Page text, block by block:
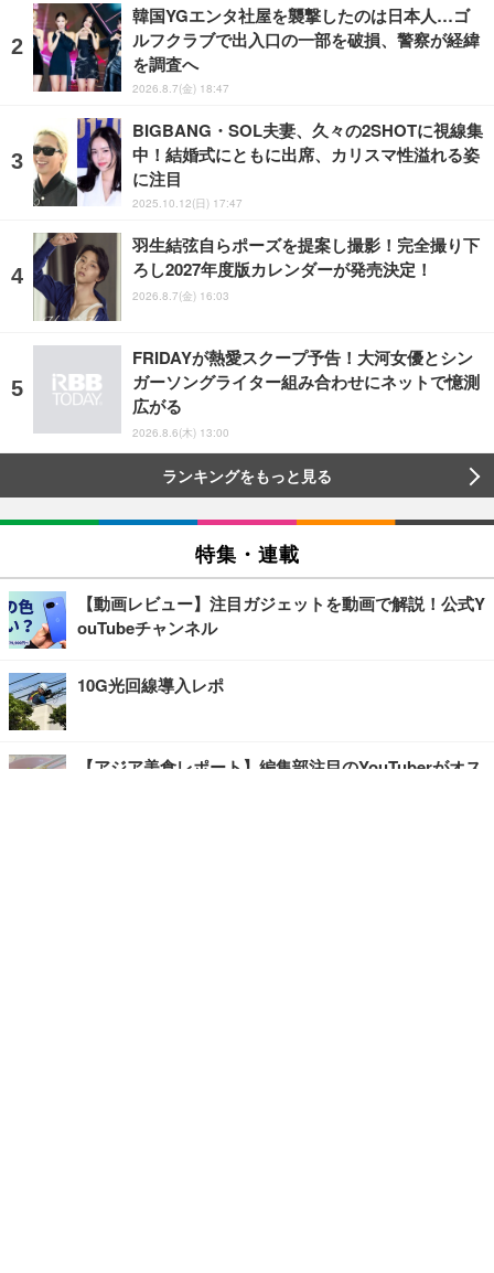
韓国YGエンタ社屋を襲撃したのは日本人…ゴ
ルフクラブで出入口の一部を破損、警察が経緯
を調査へ
2026.8.7(金) 18:47
BIGBANG・SOL夫妻、久々の2SHOTに視線集
中！結婚式にともに出席、カリスマ性溢れる姿
に注目
2025.10.12(日) 17:47
羽生結弦自らポーズを提案し撮影！完全撮り下
ろし2027年度版カレンダーが発売決定！
2026.8.7(金) 16:03
FRIDAYが熱愛スクープ予告！大河女優とシン
ガーソングライター組み合わせにネットで憶測
広がる
2026.8.6(木) 13:00
ランキングをもっと見る
特集・連載
【動画レビュー】注目ガジェットを動画で解説！公式Y
ouTubeチャンネル
10G光回線導入レポ
【アジア美食レポート】編集部注目のYouTuberがオス